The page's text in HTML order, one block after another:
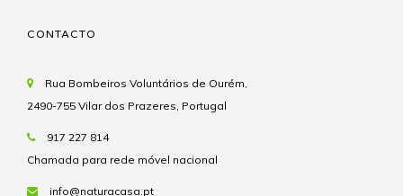
CONTACTO
Rua Bombeiros Voluntários de Ourém,
2490-755 Vilar dos Prazeres, Portugal
917 227 814
Chamada para rede móvel nacional
info@naturacasa.pt